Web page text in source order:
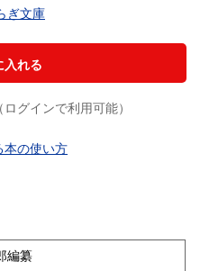
ぎ文庫
入れる
グインで利用可能）
本の使い方
編纂